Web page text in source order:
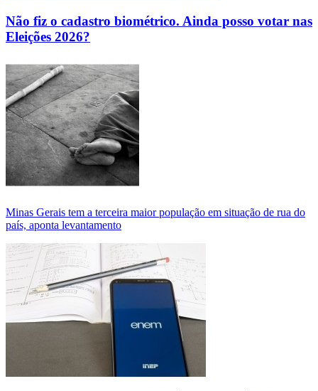
Não fiz o cadastro biométrico. Ainda posso votar nas
Eleições 2026?
Minas Gerais tem a terceira maior população em situação de rua do
país, aponta levantamento